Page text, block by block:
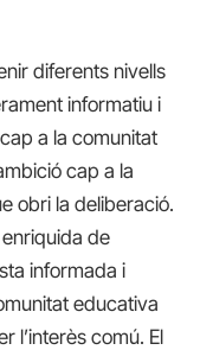
diferents nivells
informatiu i
a la comunitat
cap a la
obri la deliberació.
de
informada i
educativa
l’interès comú. El